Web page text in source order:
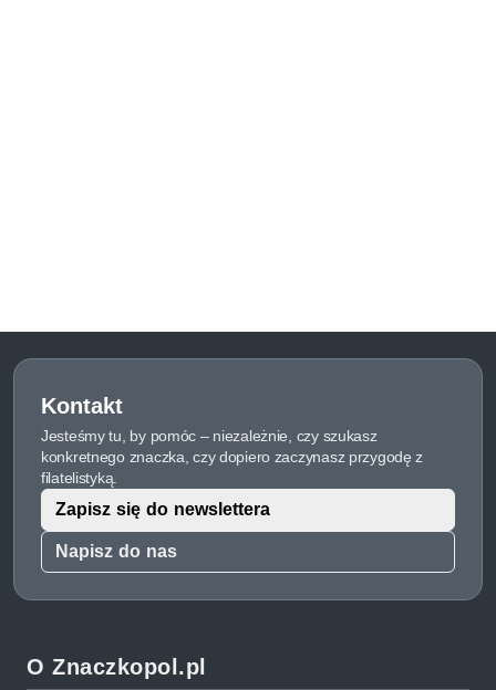
Kontakt
Jesteśmy tu, by pomóc – niezależnie, czy szukasz
konkretnego znaczka, czy dopiero zaczynasz przygodę z
filatelistyką.
Napisz do nas
Zapisz się do newslettera
O Znaczkopol.pl